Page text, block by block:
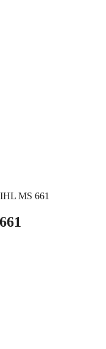
MS 661